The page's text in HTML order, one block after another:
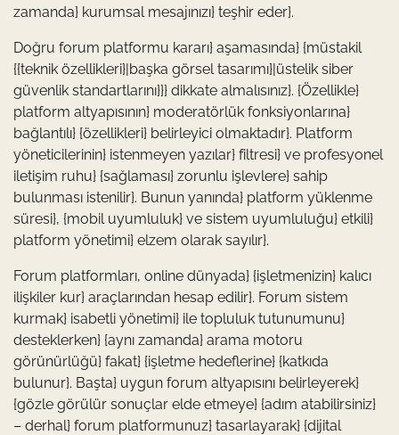
zamanda} kurumsal mesajınızı} teşhir eder}.
Doğru forum platformu kararı} aşamasında} {müstakil
{{teknik özellikleri}|başka görsel tasarımı}|üstelik siber
güvenlik standartlarını}}} dikkate almalısınız}. {Özellikle}
platform altyapısının} moderatörlük fonksiyonlarına}
bağlantılı} {özellikleri} belirleyici olmaktadır}. Platform
yöneticilerinin} istenmeyen yazılar} filtresi} ve profesyonel
iletişim ruhu} {sağlaması} zorunlu işlevlere} sahip
bulunması istenilir}. Bunun yanında} platform yüklenme
süresi}, {mobil uyumluluk} ve sistem uyumluluğu} etkili}
platform yönetimi} elzem olarak sayılır}.
Forum platformları, online dünyada} {işletmenizin} kalıcı
ilişkiler kur} araçlarından hesap edilir}. Forum sistem
kurmak} isabetli yönetimi} ile topluluk tutunumunu}
desteklerken} {aynı zamanda} arama motoru
görünürlüğü} fakat} {işletme hedeflerine} {katkıda
bulunur}. Başta} uygun forum altyapısını belirleyerek}
{gözle görülür sonuçlar elde etmeye} {adım atabilirsiniz}
– derhal} forum platformunuz} tasarlayarak} {dijital